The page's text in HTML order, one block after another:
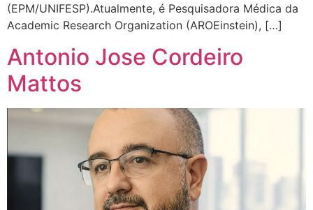
(EPM/UNIFESP).Atualmente, é Pesquisadora Médica da
Academic Research Organization (AROEinstein), […]
Antonio Jose Cordeiro
Mattos